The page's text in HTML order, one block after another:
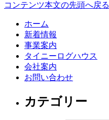
コンテンツ本文の先頭へ戻る
ホーム
新着情報
事業案内
タイニーログハウス
会社案内
お問い合わせ
カテゴリー